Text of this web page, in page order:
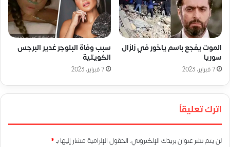
الموت يفجع باسم ياخور في زلزال
سوريا
7 فبراير، 2023
سبب وفاة البلوجر غدير البرجس
الكويتية
7 فبراير، 2023
اترك تعليقاً
لن يتم نشر عنوان بريدك الإلكتروني. الحقول الإلزامية مشار إليها بـ*